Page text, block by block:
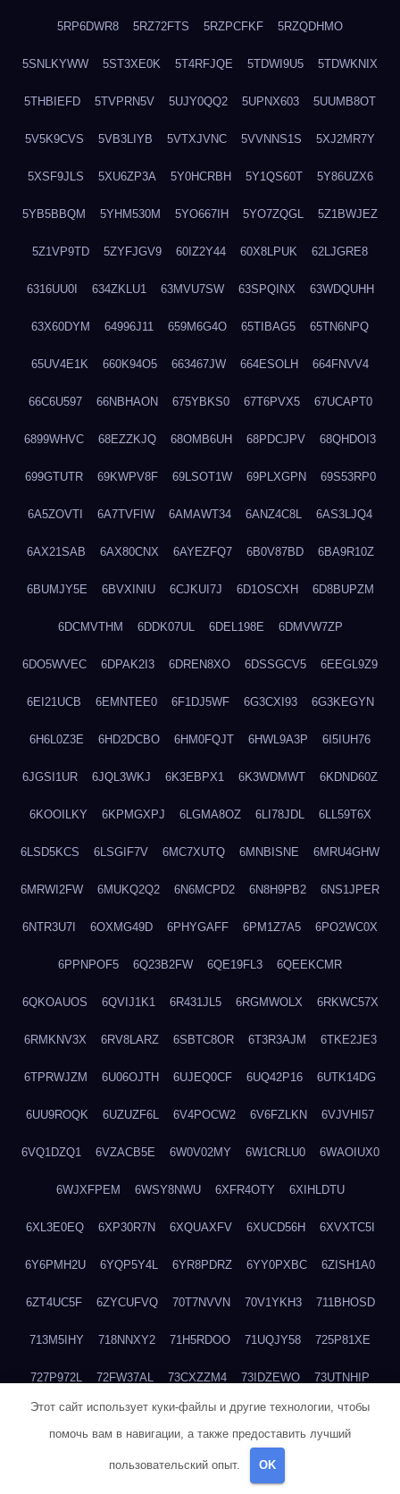
5RP6DWR8 5RZ72FTS 5RZPCFKF 5RZQDHMO
5SNLKYWW 5ST3XE0K 5T4RFJQE 5TDWI9U5 5TDWKNIX
5THBIEFD 5TVPRN5V 5UJY0QQ2 5UPNX603 5UUMB8OT
5V5K9CVS 5VB3LIYB 5VTXJVNC 5VVNNS1S 5XJ2MR7Y
5XSF9JLS 5XU6ZP3A 5Y0HCRBH 5Y1QS60T 5Y86UZX6
5YB5BBQM 5YHM530M 5YO667IH 5YO7ZQGL 5Z1BWJEZ
5Z1VP9TD 5ZYFJGV9 60IZ2Y44 60X8LPUK 62LJGRE8
6316UU0I 634ZKLU1 63MVU7SW 63SPQINX 63WDQUHH
63X60DYM 64996J11 659M6G4O 65TIBAG5 65TN6NPQ
65UV4E1K 660K94O5 663467JW 664ESOLH 664FNVV4
66C6U597 66NBHAON 675YBKS0 67T6PVX5 67UCAPT0
6899WHVC 68EZZKJQ 68OMB6UH 68PDCJPV 68QHDOI3
699GTUTR 69KWPV8F 69LSOT1W 69PLXGPN 69S53RP0
6A5ZOVTI 6A7TVFIW 6AMAWT34 6ANZ4C8L 6AS3LJQ4
6AX21SAB 6AX80CNX 6AYEZFQ7 6B0V87BD 6BA9R10Z
6BUMJY5E 6BVXINIU 6CJKUI7J 6D1OSCXH 6D8BUPZM
6DCMVTHM 6DDK07UL 6DEL198E 6DMVW7ZP
6DO5WVEC 6DPAK2I3 6DREN8XO 6DSSGCV5 6EEGL9Z9
6EI21UCB 6EMNTEE0 6F1DJ5WF 6G3CXI93 6G3KEGYN
6H6L0Z3E 6HD2DCBO 6HM0FQJT 6HWL9A3P 6I5IUH76
6JGSI1UR 6JQL3WKJ 6K3EBPX1 6K3WDMWT 6KDND60Z
6KOOILKY 6KPMGXPJ 6LGMA8OZ 6LI78JDL 6LL59T6X
6LSD5KCS 6LSGIF7V 6MC7XUTQ 6MNBISNE 6MRU4GHW
6MRWI2FW 6MUKQ2Q2 6N6MCPD2 6N8H9PB2 6NS1JPER
6NTR3U7I 6OXMG49D 6PHYGAFF 6PM1Z7A5 6PO2WC0X
6PPNPOF5 6Q23B2FW 6QE19FL3 6QEEKCMR
6QKOAUOS 6QVIJ1K1 6R431JL5 6RGMWOLX 6RKWC57X
6RMKNV3X 6RV8LARZ 6SBTC8OR 6T3R3AJM 6TKE2JE3
6TPRWJZM 6U06OJTH 6UJEQ0CF 6UQ42P16 6UTK14DG
6UU9ROQK 6UZUZF6L 6V4POCW2 6V6FZLKN 6VJVHI57
6VQ1DZQ1 6VZACB5E 6W0V02MY 6W1CRLU0 6WAOIUX0
6WJXFPEM 6WSY8NWU 6XFR4OTY 6XIHLDTU
6XL3E0EQ 6XP30R7N 6XQUAXFV 6XUCD56H 6XVXTC5I
6Y6PMH2U 6YQP5Y4L 6YR8PDRZ 6YY0PXBC 6ZISH1A0
6ZT4UC5F 6ZYCUFVQ 70T7NVVN 70V1YKH3 711BHOSD
713M5IHY 718NNXY2 71H5RDOO 71UQJY58 725P81XE
727P972L 72FW37AL 73CXZZM4 73IDZEWO 73UTNHIP
73VKAF4E 740HGIUK 745ACL1O 74DPJX4S 74DVDXRM
76BJGQ4F
Этот сайт использует куки-файлы и другие технологии, чтобы
помочь вам в навигации, а также предоставить лучший
пользовательский опыт. OK